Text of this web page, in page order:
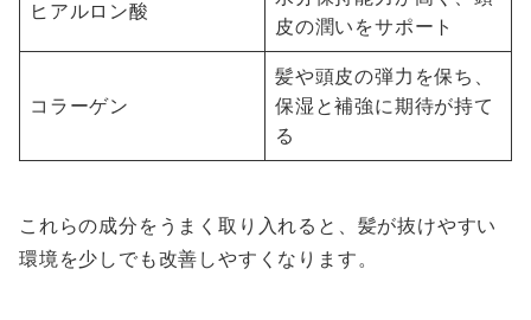
ヒアルロン酸
皮の潤いをサポート
コラーゲン
髪や頭皮の弾力を保ち、
保湿と補強に期待が持て
る
これらの成分をうまく取り入れると、髪が抜けやすい
環境を少しでも改善しやすくなります。